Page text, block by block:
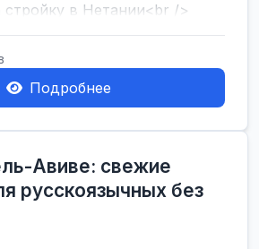
стройку в Нетании<br />
горничные, уборщи...
Подробнее
Авиве: свежие
русскоязычных без